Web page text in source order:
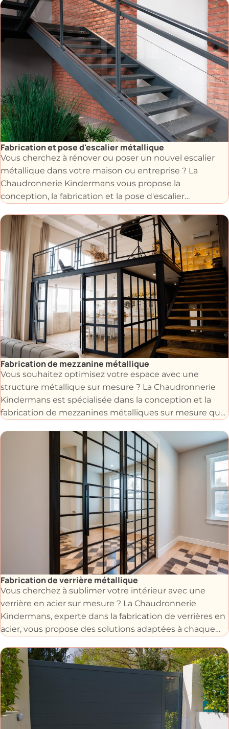
Que ce soit pour sécuriser un espace, créer une
séparation harmonieuse ou apporter une touche
décorative unique, nous vous garantissons des
réalisations solides, élégantes et personnalisées grâce à
notre maîtrise du travail du métal.
Fabrication et pose d'escalier métallique
Vous cherchez à rénover ou poser un nouvel escalier
métallique dans votre maison ou entreprise ? La
Chaudronnerie Kindermans vous propose la
conception, la fabrication et la pose d'escalier
Que ce soit pour un escalier intérieur, extérieur,
colimaçon ou escalier industriel, nous réalisons des
structures élégantes et fonctionnelles optimisent
l'espace tout en ajoutant une touche de modernité à
votre intérieur ou extérieur.
Fabrication de mezzanine métallique
Vous souhaitez optimisez votre espace avec une
structure métallique sur mesure ? La Chaudronnerie
Kindermans est spécialisée dans la conception et la
fabrication de mezzanines métalliques sur mesure que
Nos artisans métalliers sont expérimentés pour vous
assurer des structures métalliques personnalisées afin
de répondre à vos besoins spécifiques.
Fabrication de verrière métallique
Vous cherchez à sublimer votre intérieur avec une
verrière en acier sur mesure ? La Chaudronnerie
Kindermans, experte dans la fabrication de verrières en
acier, vous propose des solutions adaptées à chaque
chambre ou pour un usage industriel.
Nos métalliers sont des professionnels reconnus pour
leur savoir-faire artisanal et leur sens du détail, vous
garantissant des structures métalliques pratiques,
esthétiques et fonctionnels.